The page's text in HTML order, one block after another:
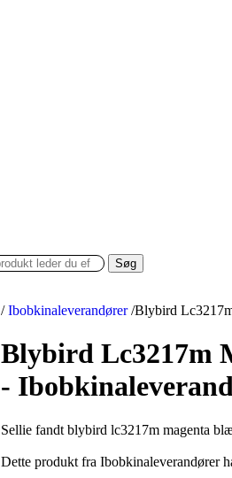
Søg
/ Ibobkinaleverandører /Blybird
Blybird Lc3217m
-
Sellie fandt blybird lc3217m magenta
Dette produkt fra Ibobkinaleverandører